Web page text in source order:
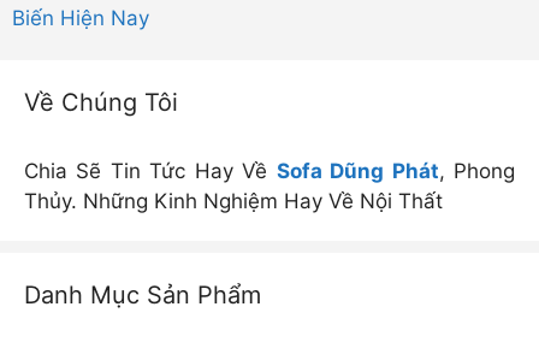
Biến Hiện Nay
Về Chúng Tôi
Chia Sẽ Tin Tức Hay Về Sofa Dũng Phát, Phong
Thủy. Những Kinh Nghiệm Hay Về Nội Thất
Danh Mục Sản Phẩm